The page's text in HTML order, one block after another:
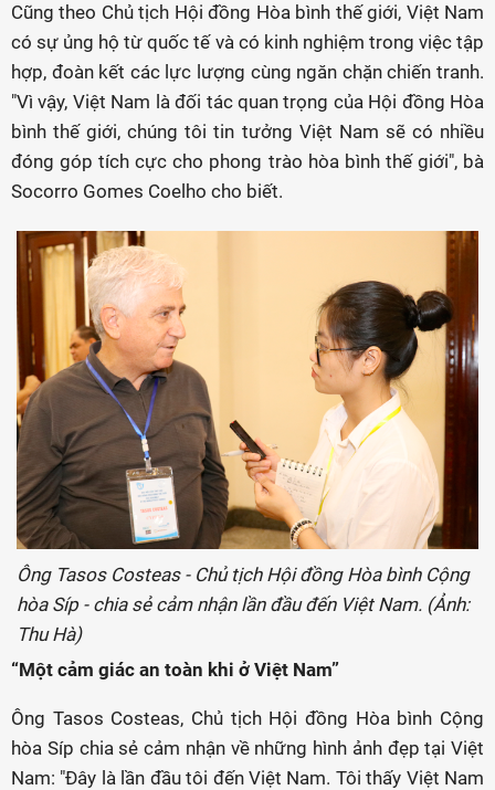
Cũng theo Chủ tịch Hội đồng Hòa bình thế giới, Việt Nam
có sự ủng hộ từ quốc tế và có kinh nghiệm trong việc tập
hợp, đoàn kết các lực lượng cùng ngăn chặn chiến tranh.
"Vì vậy, Việt Nam là đối tác quan trọng của Hội đồng Hòa
bình thế giới, chúng tôi tin tưởng Việt Nam sẽ có nhiều
đóng góp tích cực cho phong trào hòa bình thế giới", bà
Socorro Gomes Coelho cho biết.
Ông Tasos Costeas - Chủ tịch Hội đồng Hòa bình Cộng
hòa Síp - chia sẻ cảm nhận lần đầu đến Việt Nam. (Ảnh:
Thu Hà)
“Một cảm giác an toàn khi ở Việt Nam”
Ông Tasos Costeas, Chủ tịch Hội đồng Hòa bình Cộng
hòa Síp chia sẻ cảm nhận về những hình ảnh đẹp tại Việt
Nam: "Đây là lần đầu tôi đến Việt Nam. Tôi thấy Việt Nam